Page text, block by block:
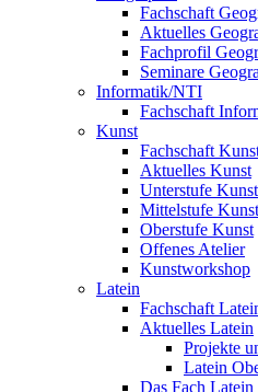
Fachschaft
Aktuelles
Fachprofil
Seminare
Informatik/NTI
Fachschaft
Kunst
Fachschaft
Aktuelles Kunst
Unterstufe Kunst
Mittelstufe Kunst
Oberstufe Kunst
Offenes Atelier
Kunstworkshop
Latein
Fachschaft
Aktuelles Latein
Projekte
Latein
Das Fach Latein